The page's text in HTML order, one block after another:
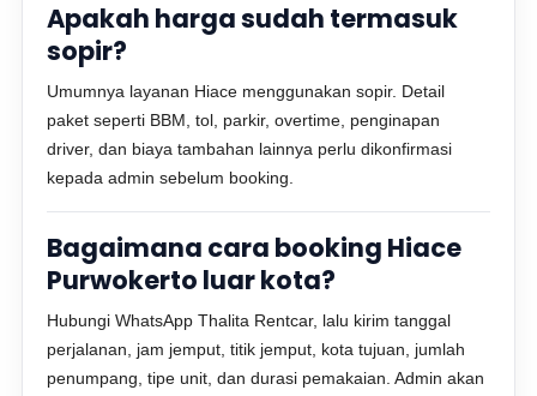
Apakah harga sudah termasuk
sopir?
Umumnya layanan Hiace menggunakan sopir. Detail
paket seperti BBM, tol, parkir, overtime, penginapan
driver, dan biaya tambahan lainnya perlu dikonfirmasi
kepada admin sebelum booking.
Bagaimana cara booking Hiace
Purwokerto luar kota?
Hubungi WhatsApp Thalita Rentcar, lalu kirim tanggal
perjalanan, jam jemput, titik jemput, kota tujuan, jumlah
penumpang, tipe unit, dan durasi pemakaian. Admin akan